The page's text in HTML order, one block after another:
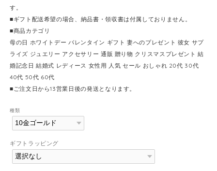
す。
■ギフト配送希望の場合、納品書・領収書は付属しておりません。
■商品カテゴリ
母の日 ホワイトデー バレンタイン ギフト 妻へのプレゼント 彼女 サプ
ライズ ジュエリー アクセサリー 通販 贈り物 クリスマスプレゼント 結
婚記念日 結婚式 レディース 女性用 人気 セール おしゃれ 20代 30代
40代 50代 60代
■ご注文日から13営業日後の発送となります。
種類
ギフトラッピング